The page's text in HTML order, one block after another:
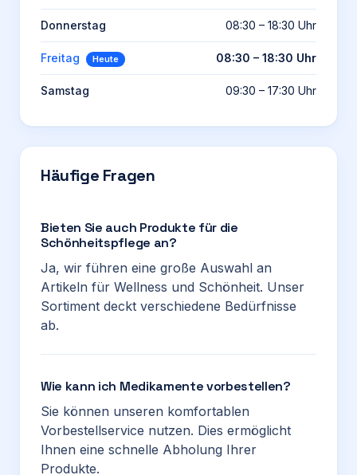
Donnerstag 08:30 – 18:30 Uhr
Freitag Heute 08:30 – 18:30 Uhr
Samstag 09:30 – 17:30 Uhr
Häufige Fragen
Bieten Sie auch Produkte für die
Schönheitspflege an?
Ja, wir führen eine große Auswahl an
Artikeln für Wellness und Schönheit. Unser
Sortiment deckt verschiedene Bedürfnisse
ab.
Wie kann ich Medikamente vorbestellen?
Sie können unseren komfortablen
Vorbestellservice nutzen. Dies ermöglicht
Ihnen eine schnelle Abholung Ihrer
Produkte.